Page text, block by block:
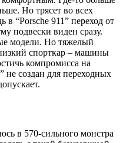
Но трясет во всех
“Porsche 911” переход от
подвески виден сразу.
модели. Но тяжелый
спорткар – машины
компромисса на
не создан для переходных
в 570-сильного монстра